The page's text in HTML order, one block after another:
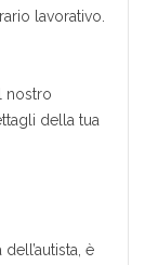
lavorativo.
nostro
della tua
è